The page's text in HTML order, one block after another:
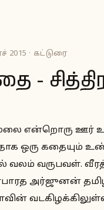
2015 · கட்டுரை
-
என்றொரு ஊர்
ஒரு கதையும்
வலம்
அர்ஜுனன்